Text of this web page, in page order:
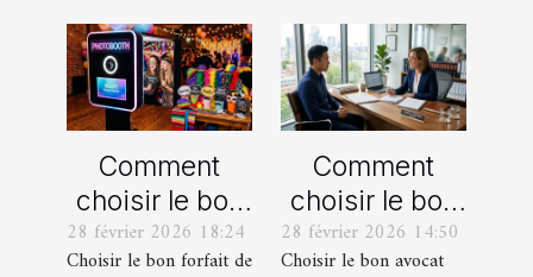
Comment
choisir le bon
forfait de
photobooth
28 février 2026 18:24
Choisir le bon forfait de
Comment
choisir le bon
avocat pour
votre
28 février 2026 14:50
Choisir le bon avocat